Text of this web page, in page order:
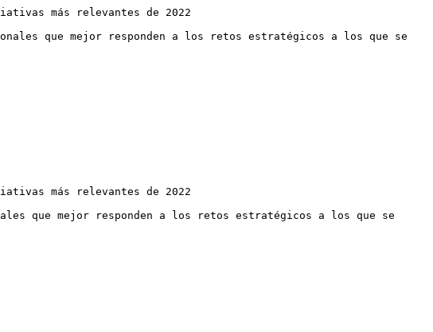
más relevantes de 2022
que mejor responden a los retos estratégicos a los que se
más relevantes de 2022
que mejor responden a los retos estratégicos a los que se